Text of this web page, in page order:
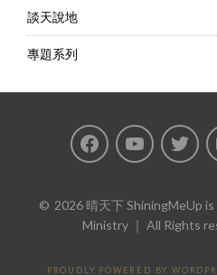
談天說地
專題系列
FacebookYoutubeTwitter
2026 晴天下 ShiningMeUp is
Ministry ｜ All Rights
PROUDLY POWERED BY